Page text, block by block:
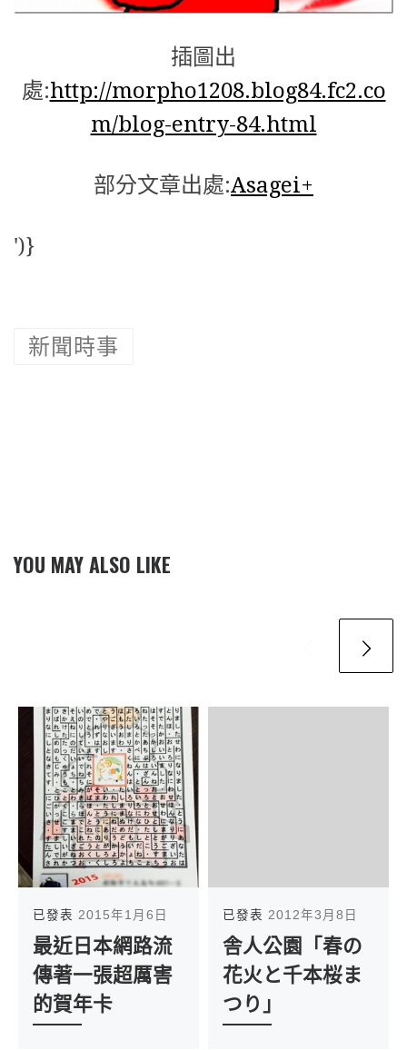
插圖出
處:http://morpho1208.blog84.fc2.co
m/blog-entry-84.html
部分文章出處:Asagei+
')}
新聞時事
YOU MAY ALSO LIKE
已發表 2015年1月6日
最近日本網路流
傳著一張超厲害
的賀年卡
已發表 2012年3月8日
舎人公園「春の
花火と千本桜ま
つり」